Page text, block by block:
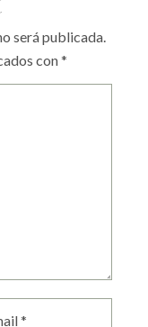
será publicada.
con*